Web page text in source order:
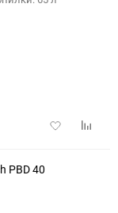
Добавить
PBD 40